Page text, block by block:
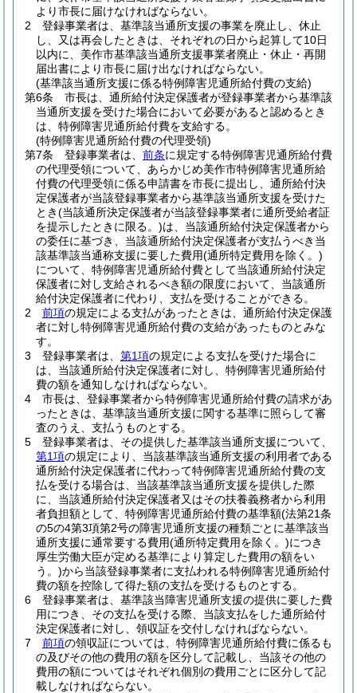
より市長に届けなければならない。
2
登録事業者は、基準該当通所支援の事業を廃止し、休止
し、又は再会したときは、それぞれの日から起算して10日
以内に、美作市基準該当通所支援事業者廃止・休止・再開
届出書により市長に届け出なければならない。
(基準該当通所支援に係る特例障害児通所給付費の支給)
第6条
市長は、通所給付決定保護者が登録事業者から基準該
当通所支援を受けた場合において必要があると認めるとき
は、特例障害児通所給付費を支給する。
(特例障害児通所給付費の代理受領)
第7条
登録事業者は、 前条に規定する特例障害児通所給付費
の代理受領について、あらかじめ美作市特例障害児通所給
付費の代理受領に係る申請書を市長に提出し、通所給付決
定保護者が当該登録事業者から基準該当通所支援を受けた
とき(当該通所決定保護者が当該登録事業者に通所受給者証
を提示したときに限る。)は、当該通所給付決定保護者から
の委任に基づき、当該通所給付決定保護者が支払うべき当
該基準該当通称支援に要した費用(通所特定費用を除く。)
について、特例障害児通所給付費として当該通所給付決定
保護者に対し支給されるべき額の限度において、当該通所
給付決定保護者に代わり、支払を受けることができる。
2
前項の規定による支払があったときは、通所給付決定保護
者に対し特例障害児通所給付費の支給があったものとみな
す。
3
登録事業者は、 第1項の規定による支払を受けた場合に
は、当該通所給付決定保護者に対し、特例障害児通所給付
費の額を通知しなければならない。
4
市長は、登録事業者から特例障害児通所給付費の請求があ
ったときは、基準該当通所支援に関する基準に照らして審
査のうえ、支払うものとする。
5
登録事業者は、その提供した基準該当通所支援について、
第1項の規定により、当該基準該当通所支援の利用者である
通所給付決定保護者に代わって特例障害児通所給付費の支
払を受ける場合は、当該基準該当通所支援を提供した際
に、当該通所給付決定保護者又はその扶養義務者から利用
者負担額として、特例障害児通所給付費の基準額(法第21条
の5の4第3項第2号の障害児通所支援の種類ごとに基準該当
通所支援に通常要する費用(通所特定費用を除く。)につき
厚生労働大臣が定める基準により算定した費用の額をい
う。)から当該登録事業者に支払われる特例障害児通所給付
費の額を控除して得た額の支払を受けるものとする。
6
登録事業者は、基準該当障害児通所支援の提供に要した費
用につき、その支払を受ける際、当該支払をした通所給付
決定保護者に対し、領収証を交付しなければならない。
7
前項の領収証については、特例障害児通所給付費に係るも
の及びその他の費用の額を区分して記載し、当該その他の
費用の額についてはそれぞれ個別の費用ごとに区分して記
載しなければならない。